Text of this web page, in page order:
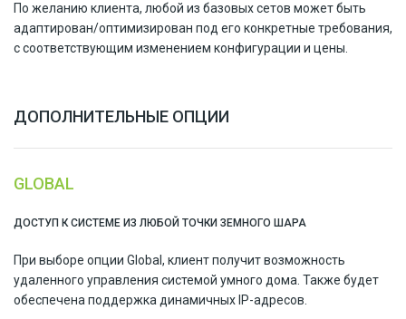
По желанию клиента, любой из базовых сетов может быть
адаптирован/оптимизирован под его конкретные требования,
с соответствующим изменением конфигурации и цены.
ДОПОЛНИТЕЛЬНЫЕ ОПЦИИ
GLOBAL
ДОСТУП К СИСТЕМЕ ИЗ ЛЮБОЙ ТОЧКИ ЗЕМНОГО ШАРА
При выборе опции Global, клиент получит возможность
удаленного управления системой умного дома. Также будет
обеспечена поддержка динамичных IP-адресов.